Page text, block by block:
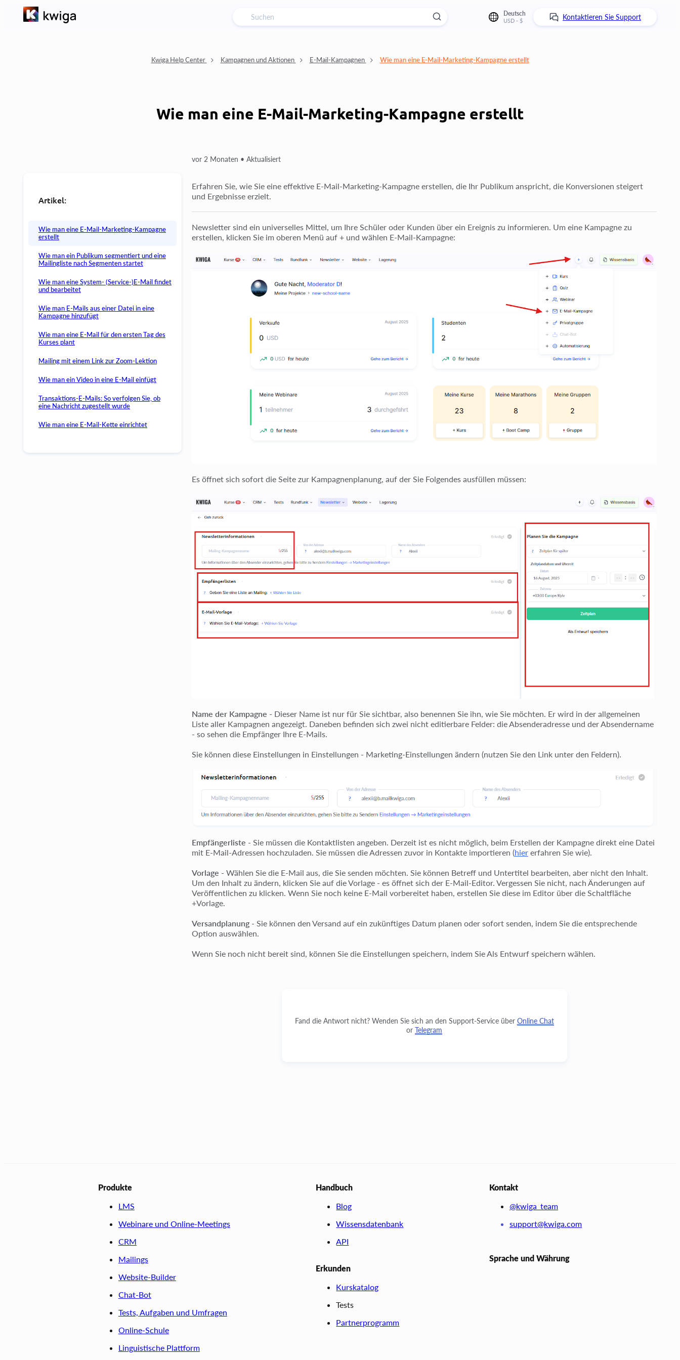
Deutsch
USD - $ Kontaktieren Sie Support
Kwiga Help Center Kampagnen und Aktionen E-Mail-Kampagnen Wie man eine E-Mail-Marketing-Kampagne erstellt
Wie man eine E-Mail-Marketing-Kampagne erstellt
Artikel:
Wie man eine E-Mail-Marketing-Kampagne
erstellt
Wie man ein Publikum segmentiert und eine
Mailingliste nach Segmenten startet
Wie man eine System- (Service-)E-Mail findet
und bearbeitet
Wie man E-Mails aus einer Datei in eine
Kampagne hinzufügt
Wie man eine E-Mail für den ersten Tag des
Kurses plant
Mailing mit einem Link zur Zoom-Lektion
Wie man ein Video in eine E-Mail einfügt
Transaktions‑E‑Mails: So verfolgen Sie, ob
eine Nachricht zugestellt wurde
Wie man eine E-Mail-Kette einrichtet
vor 2 Monaten • Aktualisiert
Erfahren Sie, wie Sie eine effektive E-Mail-Marketing-Kampagne erstellen, die Ihr Publikum anspricht, die Konversionen steigert
und Ergebnisse erzielt.
Newsletter sind ein universelles Mittel, um Ihre Schüler oder Kunden über ein Ereignis zu informieren. Um eine Kampagne zu
erstellen, klicken Sie im oberen Menü auf + und wählen E-Mail-Kampagne:
Es öffnet sich sofort die Seite zur Kampagnenplanung, auf der Sie Folgendes ausfüllen müssen:
Name der Kampagne - Dieser Name ist nur für Sie sichtbar, also benennen Sie ihn, wie Sie möchten. Er wird in der allgemeinen
Liste aller Kampagnen angezeigt. Daneben befinden sich zwei nicht editierbare Felder: die Absenderadresse und der Absendername
- so sehen die Empfänger Ihre E-Mails.
Sie können diese Einstellungen in Einstellungen - Marketing-Einstellungen ändern (nutzen Sie den Link unter den Feldern).
Empfängerliste - Sie müssen die Kontaktlisten angeben. Derzeit ist es nicht möglich, beim Erstellen der Kampagne direkt eine Datei
mit E-Mail-Adressen hochzuladen. Sie müssen die Adressen zuvor in Kontakte importieren (hier erfahren Sie wie).
Vorlage - Wählen Sie die E-Mail aus, die Sie senden möchten. Sie können Betreff und Untertitel bearbeiten, aber nicht den Inhalt.
Um den Inhalt zu ändern, klicken Sie auf die Vorlage - es öffnet sich der E-Mail-Editor. Vergessen Sie nicht, nach Änderungen auf
Veröffentlichen zu klicken. Wenn Sie noch keine E-Mail vorbereitet haben, erstellen Sie diese im Editor über die Schaltfläche
+Vorlage.
Versandplanung - Sie können den Versand auf ein zukünftiges Datum planen oder sofort senden, indem Sie die entsprechende
Option auswählen.
Wenn Sie noch nicht bereit sind, können Sie die Einstellungen speichern, indem Sie Als Entwurf speichern wählen.
Fand die Antwort nicht? Wenden Sie sich an den Support-Service über Online Chat
or Telegram
Produkte
LMS
Webinare und Online-Meetings
CRM
Mailings
Website-Builder
Chat-Bot
Tests, Aufgaben und Umfragen
Online-Schule
Linguistische Plattform
Handbuch
Blog
Wissensdatenbank
API
Erkunden
Kurskatalog
Tests
Partnerprogramm
Kontakt
@kwiga_team
support@kwiga.com
Sprache und Währung